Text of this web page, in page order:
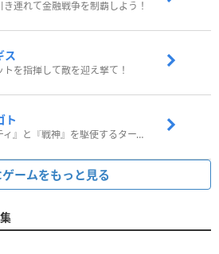
連れて金融戦争を制覇しよう！
ス
を指揮して敵を迎え撃て！
ト
武器の『アビリティ』と『戦神』を駆使するターン制コマンドバトルRPG！
ゲームをもっと見る